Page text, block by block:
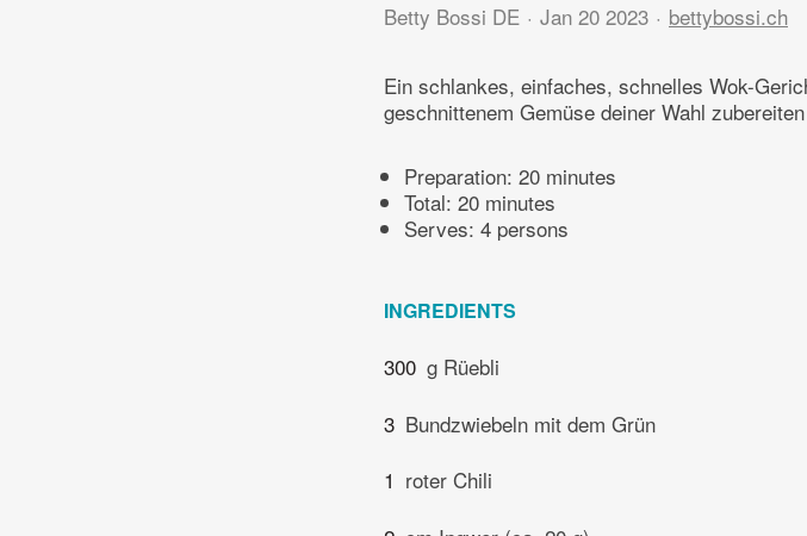
Betty Bossi DE Jan 20 2023 bettybossi.ch
Ein schlankes, einfaches, schnelles Wok-
geschnittenem Gemüse deiner Wahl
Preparation: 20 minutes
Total: 20 minutes
Serves: 4 persons
INGREDIENTS
300 g Rüebli
3 Bundzwiebeln mit dem Grün
1 roter Chili